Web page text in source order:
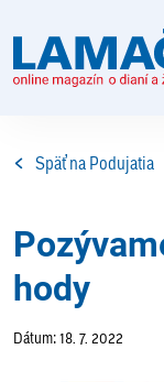
Späť na Podujatia
hody
Dátum: 18. 7. 2022